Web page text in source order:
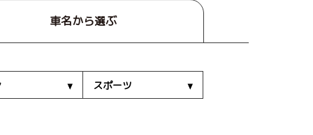
車名から選ぶ
スポーツ